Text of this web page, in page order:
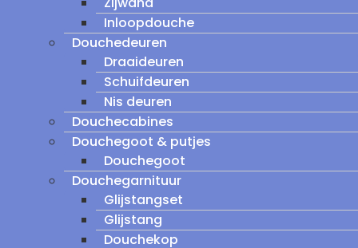
Inloopdouche
Douchedeuren
Draaideuren
Schuifdeuren
Nis deuren
Douchecabines
Douchegoot & putjes
Douchegoot
Douchegarnituur
Glijstangset
Glijstang
Douchekop